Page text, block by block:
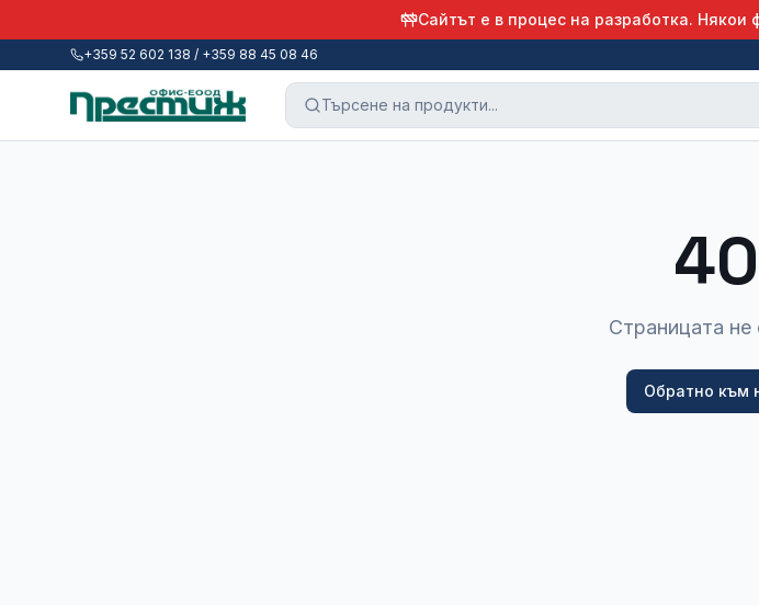
Сайтът е в процес на разработка.
+359 52 602 138 / +359 88 45 08 46
Страницата не
Обратно към